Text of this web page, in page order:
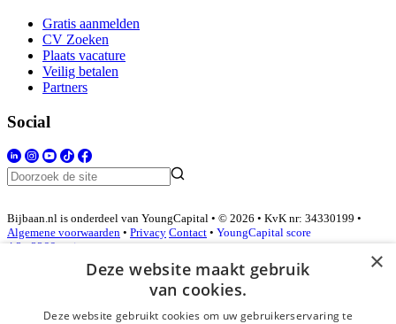
Gratis aanmelden
CV Zoeken
Plaats vacature
Veilig betalen
Partners
Social
Bijbaan.nl is onderdeel van YoungCapital • © 2026 • KvK nr: 34330199 •
Algemene voorwaarden • Privacy Contact • YoungCapital score
4.3 - 3366 reviews
Inloggen als bedrijf
×
Deze website maakt gebruik
van cookies.
Deze website gebruikt cookies om uw gebruikerservaring te